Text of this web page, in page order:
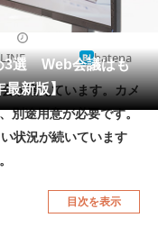
・CD
メ
3選 Web会議はも
最新版】
LINE hatena
が増えています。カメ
別途用意が必要です。
状況が続いています
目次を表示